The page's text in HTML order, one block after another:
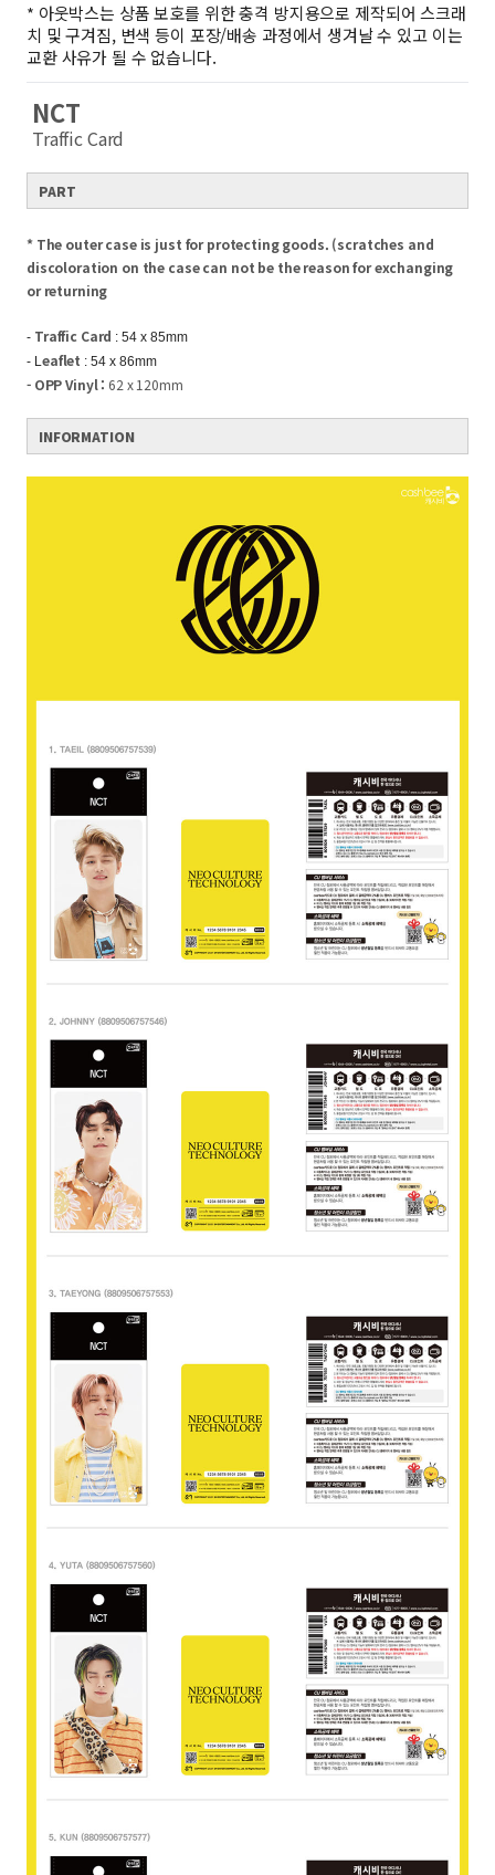
* 아웃박스는 상품 보호를 위한 충격 방지용으로 제작되어 스크래
치 및 구겨짐, 변색 등이 포장/배송 과정에서 생겨날 수 있고 이는
교환 사유가 될 수 없습니다.
NCT
Traffic Card
PART
* The outer case is just for protecting goods. (scratches and
discoloration on the case can not be the reason for exchanging
or returning
- Traffic Card : 54 x 85mm
- Leaflet : 54 x 86mm
- OPP Vinyl : 62 x 120mm
INFORMATION